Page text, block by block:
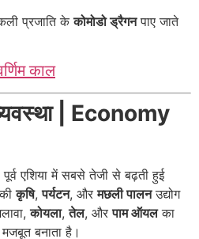
प्रजाति केकोमोडो ड्रैगनपाए जाते
काल
| Economy
पूर्व एशिया में सबसे तेजी से बढ़ती हुई
कृषि,पर्यटन, औरमछली पालनउद्योग
कोयला,तेल, औरपाम ऑयलका
मजबूत बनाता है।